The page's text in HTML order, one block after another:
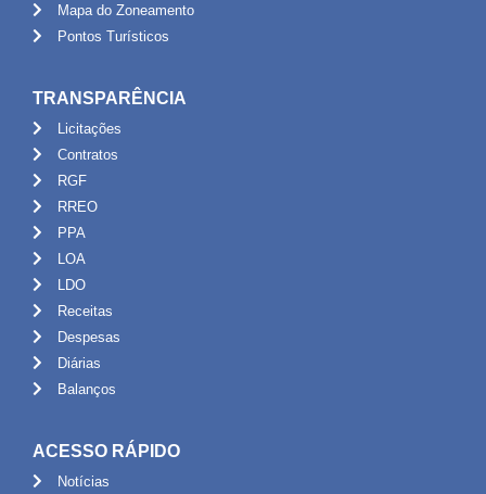
Mapa do Zoneamento
Pontos Turísticos
TRANSPARÊNCIA
Licitações
Contratos
RGF
RREO
PPA
LOA
LDO
Receitas
Despesas
Diárias
Balanços
ACESSO RÁPIDO
Notícias